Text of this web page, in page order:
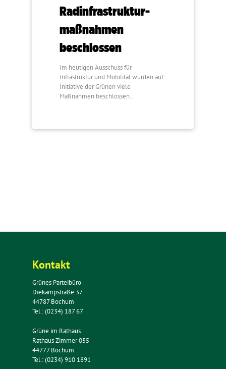
Radinfrastruktur­
maßnahmen
beschlossen
Im heutigen Ausschuss für
Infrastruktur und Mobilität wurden auf
Initiative der Grünen viele
Maßnahmen beschlossen…
Kontakt
Grünes Parteibüro
Diekampstraße 37
44787 Bochum
Tel.: (0234) 187 67
Grüne im Rathaus
Rathaus Zimmer 055
44777 Bochum
Tel.: (0234) 910 1891